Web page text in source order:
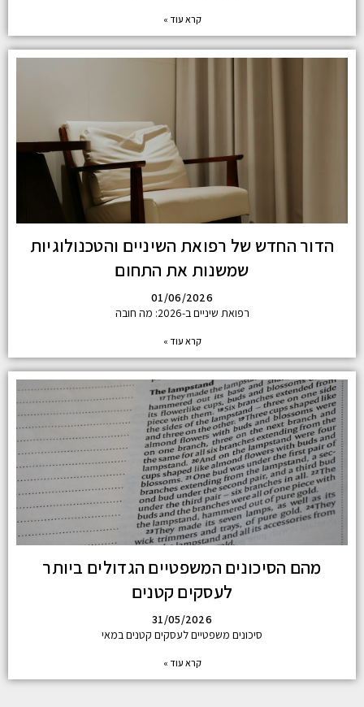
קרא עוד »
הדור החדש של רפואת השיניים והטכנולוגיות
שמשנות את התחום
01/06/2026
רפואת שיניים ב-2026: מה חובה
קרא עוד »
מהם הסיכונים המשפטיים הגדולים ביותר
לעסקים קטנים
31/05/2026
סיכונים משפטיים לעסקים קטנים במאי
קרא עוד »